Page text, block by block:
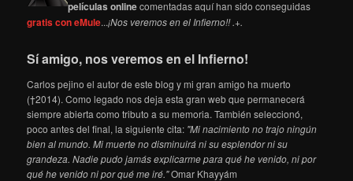
películas onlinecomentadas aquí han sido conseguidas
gratis con eMule...¡Nos veremos en el Infierno!! .+.
Sí amigo, nos veremos en el Infierno!
Carlos pejino el autor de este blog y mi gran amigo ha muerto
(†2014). Como legado nos deja esta gran web que permanecerá
siempre abierta como tributo a su memoria. También seleccionó,
poco antes del final, la siguiente cita: "Mi nacimiento no trajo ningún
bien al mundo. Mi muerte no disminuirá ni su esplendor ni su
grandeza. Nadie pudo jamás explicarme para qué he venido, ni por
qué he venido ni por qué me iré."Omar Khayyám